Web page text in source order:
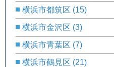
横浜市都筑区 (15)
横浜市金沢区 (3)
横浜市青葉区 (7)
横浜市鶴見区 (21)